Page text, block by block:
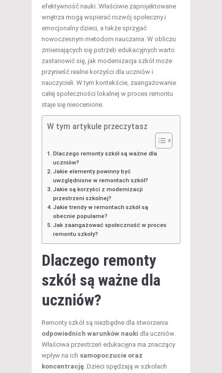
efektywność nauki. Właściwie zaprojektowane
wnętrza mogą wspierać rozwój społeczny i
emocjonalny dzieci, a także sprzyjać
nowoczesnym metodom nauczania. W obliczu
zmieniających się potrzeb edukacyjnych warto
zastanowić się, jak modernizacja szkół może
przynieść realne korzyści dla uczniów i
nauczycieli. W tym kontekście, zaangażowanie
całej społeczności lokalnej w proces remontu
staje się nieocenione.
W tym artykule przeczytasz
Dlaczego remonty szkół są ważne dla
uczniów?
Jakie elementy powinny być
uwzględnione w remontach szkół?
Jakie są korzyści z modernizacji
przestrzeni szkolnej?
Jakie trendy w remontach szkół są
obecnie popularne?
Jak zaangażować społeczność w proces
remontu szkoły?
Dlaczego remonty
szkół są ważne dla
uczniów?
Remonty szkół są niezbędne dla stworzenia
odpowiednich warunków nauki dla uczniów.
Właściwa przestrzeń edukacyjna ma znaczący
wpływ na ich samopoczucie oraz
koncentrację. Dzieci spędzają w szkołach